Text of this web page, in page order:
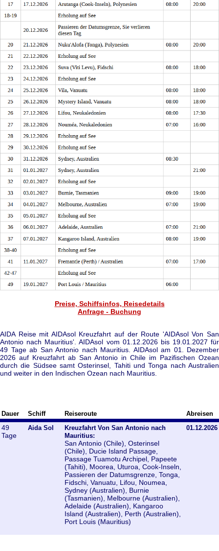
Preise, Schiffsinfos, Reisedetails
Anfrage - Buchung
AIDA Reise mit AIDAsol Kreuzfahrt auf der Route 'AIDAsol Von San
Antonio nach Mauritius'. AIDAsol vom 01.12.2026 bis 19.01.2027 für
49 Tage ab San Antonio nach Mauritius. AIDAsol am 01. Dezember
2026 auf Kreuzfahrt ab San Antonio in Chile im Pazifischen Ozean
durch die Südsee samt Osterinsel, Tahiti und Tonga nach Australien
und weiter in den Indischen Ozean nach Mauritius.
Dauer Schiff Reiseroute Abreisen
49
Tage
Aida Sol
Kreuzfahrt Von San Antonio nach
Mauritius:
San Antonio (Chile), Osterinsel
(Chile), Ducie Island Passage,
Passage Tuamotu Archipel, Papeete
(Tahiti), Moorea, Uturoa, Cook-Inseln,
Passieren der Datumsgrenze, Tonga,
Fidschi, Vanuatu, Lifou, Noumea,
Sydney (Australien), Burnie
(Tasmanien), Melbourne (Australien),
Adelaide (Australien), Kangaroo
Island (Australien), Perth (Australien),
Port Louis (Mauritius)
01.12.2026